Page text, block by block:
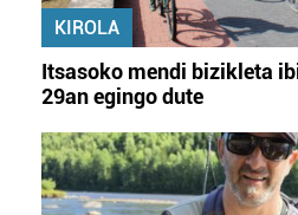
KIROLA
Itsasoko mendi bizikleta
29an egingo dute